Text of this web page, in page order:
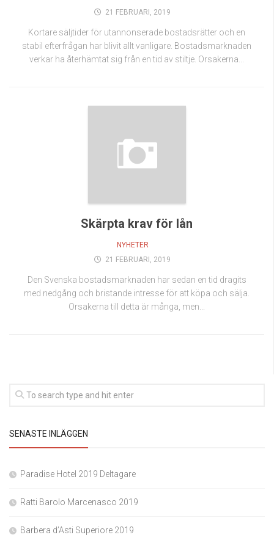
21 FEBRUARI, 2019
Kortare säljtider för utannonserade bostadsrätter och en
stabil efterfrågan har blivit allt vanligare. Bostadsmarknaden
verkar ha återhämtat sig från en tid av stiltje. Orsakerna...
Skärpta krav för lån
NYHETER
21 FEBRUARI, 2019
Den Svenska bostadsmarknaden har sedan en tid dragits
med nedgång och bristande intresse för att köpa och sälja.
Orsakerna till detta är många, men...
SENASTE INLÄGGEN
Paradise Hotel 2019 Deltagare
Ratti Barolo Marcenasco 2019
Barbera d’Asti Superiore 2019